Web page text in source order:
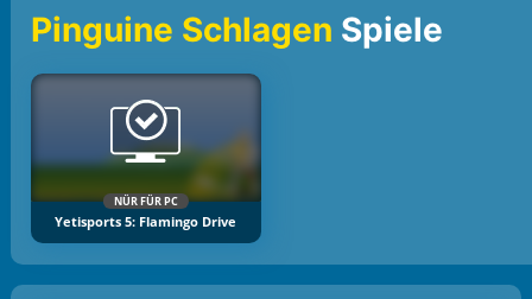
Pinguine Schlagen Spiele
NÜR FÜR PC
Yetisports 5: Flamingo Drive